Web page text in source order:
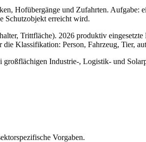
Hofübergänge und Zufahrten. Aufgabe:
Schutzobjekt erreicht wird.
Trittfläche). 2026 produktiv
Klassifikation: Person, Fahrzeug, Tier,
Industrie-, Logistik- und
Vorgaben.